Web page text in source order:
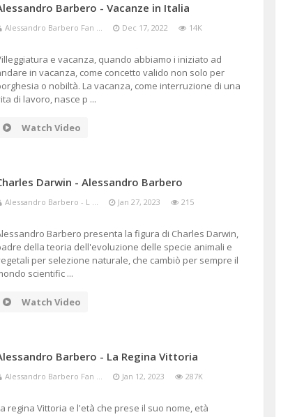
Barbero - Vacanze in Italia
Alessandro Barbero Fan ... Dec 17, 2022 14K
e vacanza, quando abbiamo i iniziato ad
in vacanza, come concetto valido non solo per
o nobiltà. La vacanza, come interruzione di una
di lavoro, nasce p ...
Watch Video
Darwin - Alessandro Barbero
Alessandro Barbero - L ... Jan 27, 2023 215
Barbero presenta la figura di Charles Darwin,
della teoria dell'evoluzione delle specie animali e
per selezione naturale, che cambiò per sempre il
scientific ...
Watch Video
Barbero - La Regina Vittoria
Alessandro Barbero Fan ... Jan 12, 2023 287K
regina Vittoria e l'età che prese il suo nome, età